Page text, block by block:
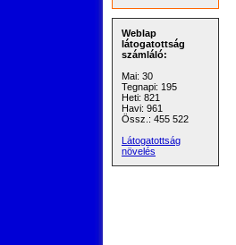
Weblap
látogatottság
számláló:
Mai: 30
Tegnapi: 195
Heti: 821
Havi: 961
Össz.: 455 522
Látogatottság
növelés